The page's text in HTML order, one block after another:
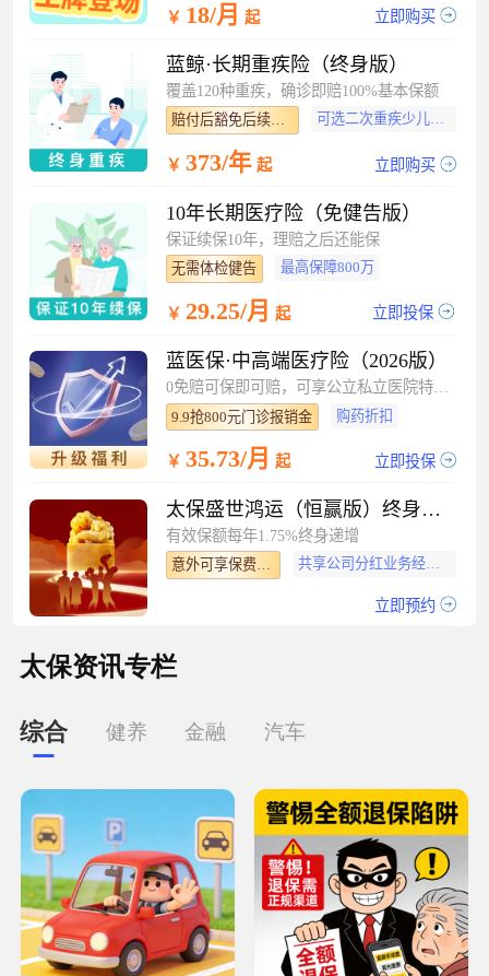
￥ 18/月 起 立即购买
蓝鲸·长期重疾险（终身版）
覆盖120种重疾，确诊即赔100%基本保额
赔付后豁免后续保费 可选二次重疾少儿特疾
￥ 373/年起 立即购买
10年长期医疗险（免健告版）
保证续保10年，理赔之后还能保
无需体检健告 最高保障800万
￥ 29.25/月 起 立即投保
蓝医保·中高端医疗险（2026版）
0免赔可保即可赔，可享公立私立医院特需部
9.9抢800元门诊报销金 购药折扣
￥ 35.73/月 起 立即投保
太保盛世鸿运（恒赢版）终身寿险（分红型）
有效保额每年1.75%终身递增
意外可享保费豁免 共享公司分红业务经营盈余
立即预约